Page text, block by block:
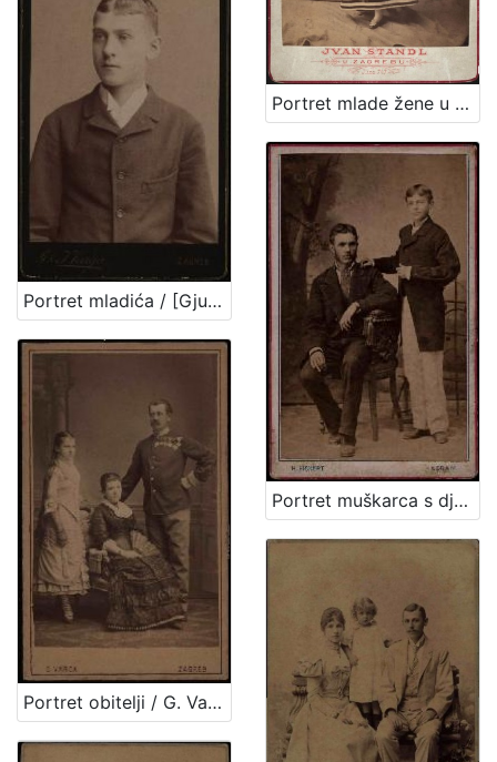
Portret mlade žene u bijeloj haljini / Ivan Standl
Portret mladića / [Gjuro Varga] ; [izradio fotografski atelijer] G. & I. Varga
Portret muškarca s dječakom u bijelim hlačama / H. Fickert ; [izradila] Poslovnica svetlo slikah Herrmana Fikerta u Zagrebu
Portret obitelji / G. Varga